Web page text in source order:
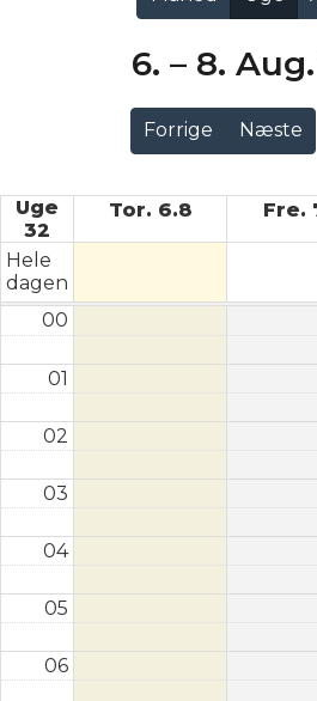
Forrige Næste
6. – 8.
Uge
32
Tor. 6.8 Fre.
Hele
dagen
00
01
02
03
04
05
06